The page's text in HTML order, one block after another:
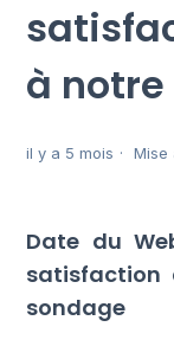
à
il y a 5 mois Mise
Date du
satisfaction
sondage